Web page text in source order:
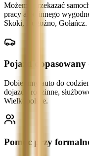
Możemy przekazać
pracy albo innego
Skoki, Rogoźno, Gołańcz.
Pojazd dopasowany
Dobieramy auto do
dojazdy rodzinne,
Wielkopolsce.
Pomoc przy